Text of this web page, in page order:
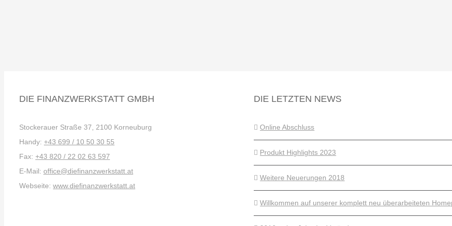
DIE FINANZWERKSTATT GMBH
Stockerauer Straße 37, 2100 Korneuburg
Handy: +43 699 / 10 50 30 55
Fax: +43 820 / 22 02 63 597
E-Mail: office@diefinanzwerkstatt.at
Webseite: www.diefinanzwerkstatt.at
DIE LETZTEN NEWS
Online Abschluss
Produkt Highlights 2023
Weitere Neuerungen 2018
Willkommen auf unserer komplett neu überarbeiteten